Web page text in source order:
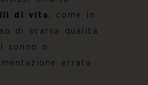
di vita , come in
di scarsa qualità
sonno o
errata